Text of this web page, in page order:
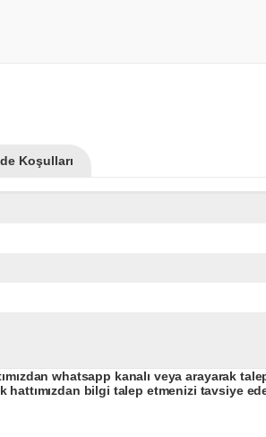
Koşulları
whatsapp kanalı veya arayarak
hattımızdan bilgi talep etmenizi tavsiye